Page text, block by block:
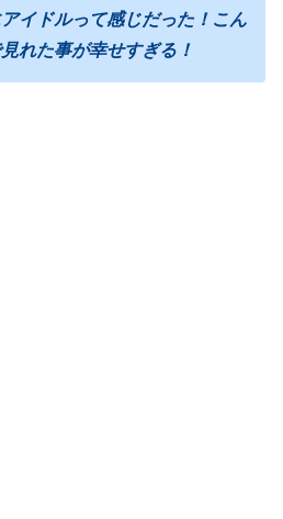
イドルって感じだった！こん
れた事が幸せすぎる！